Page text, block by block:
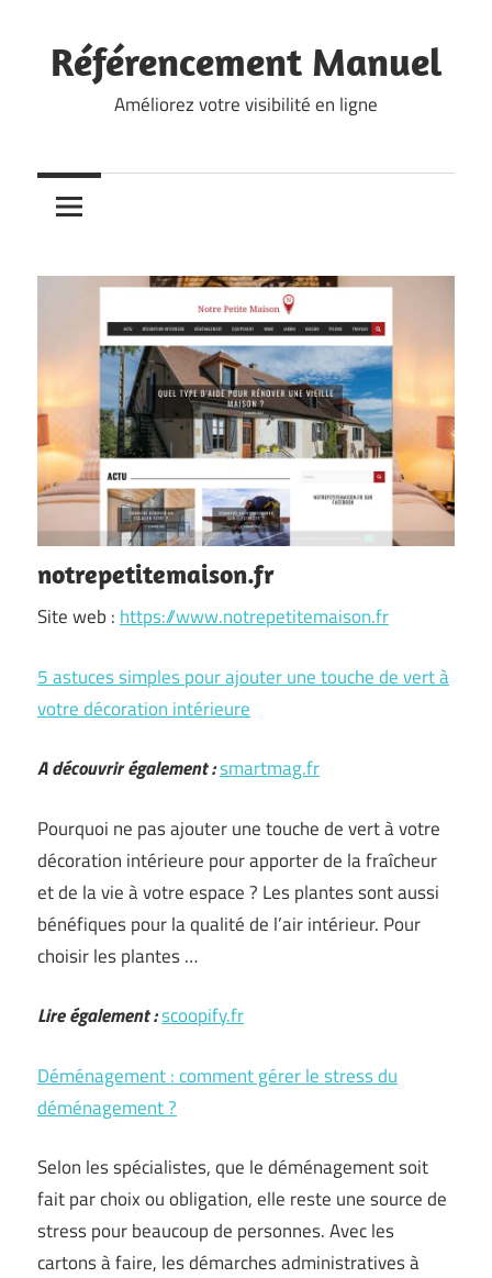
to
content
Référencement Manuel
Améliorez votre visibilité en ligne
notrepetitemaison.fr
Site web : https://www.notrepetitemaison.fr
5 astuces simples pour ajouter une touche de vert à
votre décoration intérieure
A découvrir également :smartmag.fr
Pourquoi ne pas ajouter une touche de vert à votre
décoration intérieure pour apporter de la fraîcheur
et de la vie à votre espace ? Les plantes sont aussi
bénéfiques pour la qualité de l’air intérieur. Pour
choisir les plantes …
Lire également :scoopify.fr
Déménagement : comment gérer le stress du
déménagement ?
Selon les spécialistes, que le déménagement soit
fait par choix ou obligation, elle reste une source de
stress pour beaucoup de personnes. Avec les
cartons à faire, les démarches administratives à